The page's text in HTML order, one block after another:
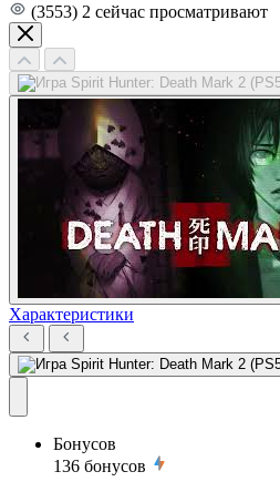
(3553) 2 сейчас просматривают
Характеристики
Бонусов
136 бонусов